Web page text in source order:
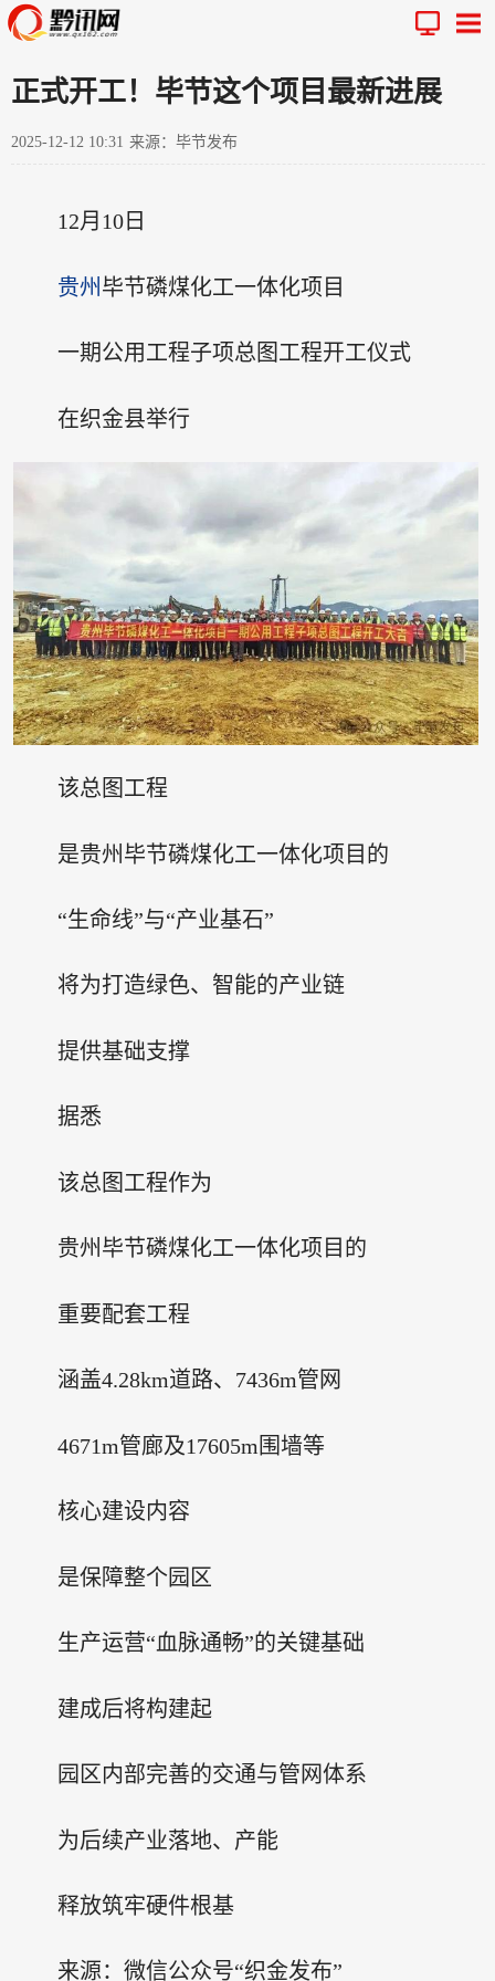
正式开工！毕节这个项目最新进展
2025-12-12 10:31 来源：毕节发布
12月10日
贵州 毕节磷煤化工一体化项目
一期公用工程子项总图工程开工仪式
在织金县举行
该总图工程
是贵州毕节磷煤化工一体化项目的
“生命线”与“产业基石”
将为打造绿色、智能的产业链
提供基础支撑
据悉
该总图工程作为
贵州毕节磷煤化工一体化项目的
重要配套工程
涵盖4.28km道路、7436m管网
4671m管廊及17605m围墙等
核心建设内容
是保障整个园区
生产运营“血脉通畅”的关键基础
建成后将构建起
园区内部完善的交通与管网体系
为后续产业落地、产能
释放筑牢硬件根基
来源：微信公众号“织金发布”